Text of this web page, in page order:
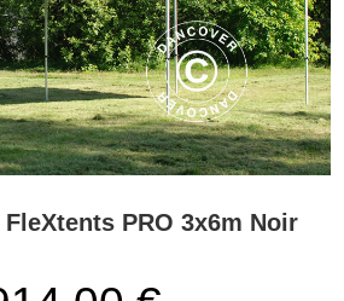
PRO 3x6m Noir